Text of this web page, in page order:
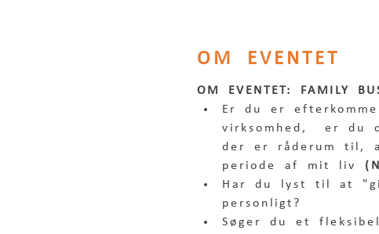
OM EVENTET
OM EVENTET: FAMILY
Er du er
virksomhed,  er
der er råderum til,
periode af mit liv
Har du lyst til at
personligt?
Søger du et